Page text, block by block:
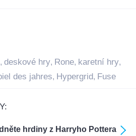
, deskové hry, Rone, karetní hry,
des jahres, Hypergrid, Fuse
hrdiny z Harryho Pottera